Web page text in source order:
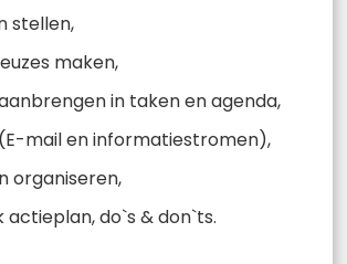
stellen,
maken,
in taken en agenda,
mail en informatiestromen),
organiseren,
actieplan, do`s & don`ts.